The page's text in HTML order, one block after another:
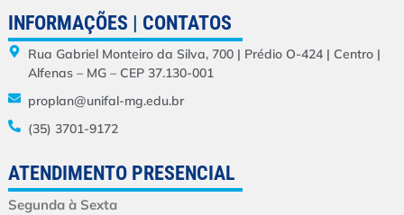
INFORMAÇÕES | CONTATOS
Rua Gabriel Monteiro da Silva, 700 | Prédio O-424 | Centro |
Alfenas – MG – CEP 37.130-001
proplan@unifal-mg.edu.br
(35) 3701-9172
ATENDIMENTO PRESENCIAL
Segunda à Sexta